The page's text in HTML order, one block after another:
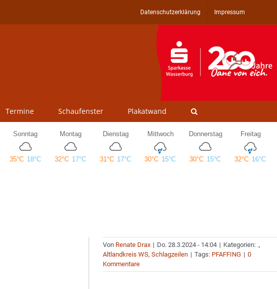
Datenschutzerklärung Impressum
Termine Schaufenster Plakatwand
Von Renate Drax | Do. 28.3.2024 - 14:04 | Kategorien: .,
Altlandkreis WS,Schlagzeilen | Tags: PFAFFING | 0
Kommentare